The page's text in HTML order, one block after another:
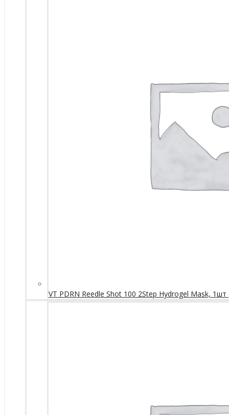
VT PDRN Reedle Shot 100 2Step Hydrogel Mask,